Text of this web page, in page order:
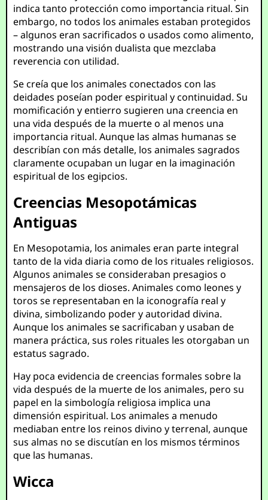
indica tanto protección como importancia ritual. Sin
embargo, no todos los animales estaban protegidos
– algunos eran sacrificados o usados como alimento,
mostrando una visión dualista que mezclaba
reverencia con utilidad.
Se creía que los animales conectados con las
deidades poseían poder espiritual y continuidad. Su
momificación y entierro sugieren una creencia en
una vida después de la muerte o al menos una
importancia ritual. Aunque las almas humanas se
describían con más detalle, los animales sagrados
claramente ocupaban un lugar en la imaginación
espiritual de los egipcios.
Creencias Mesopotámicas
Antiguas
En Mesopotamia, los animales eran parte integral
tanto de la vida diaria como de los rituales religiosos.
Algunos animales se consideraban presagios o
mensajeros de los dioses. Animales como leones y
toros se representaban en la iconografía real y
divina, simbolizando poder y autoridad divina.
Aunque los animales se sacrificaban y usaban de
manera práctica, sus roles rituales les otorgaban un
estatus sagrado.
Hay poca evidencia de creencias formales sobre la
vida después de la muerte de los animales, pero su
papel en la simbología religiosa implica una
dimensión espiritual. Los animales a menudo
mediaban entre los reinos divino y terrenal, aunque
sus almas no se discutían en los mismos términos
que las humanas.
Wicca